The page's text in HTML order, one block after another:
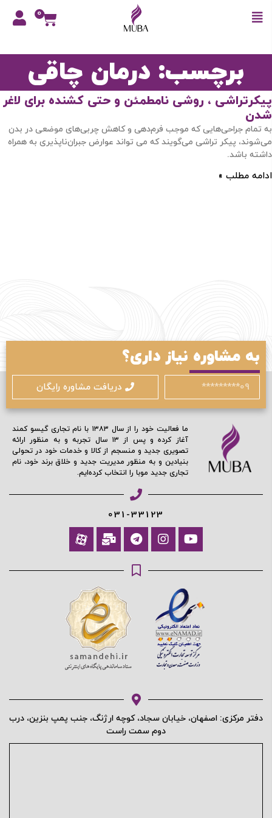
0
برچسب: درمان چاقی
پیکرتراشی ، روشی نامطمئن و حتی کشنده برای لاغر
شدن
به تمام جراحی‌هایی که موجب فرم‌دهی و کاهش چربی‌های موضعی در بدن
می‌شوند، پیکر تراشی می‌گویند که می تواند عوارض جبران‌ناپذیری به همراه
داشته باشد.
ادامه مطلب »
به مشاوره نیاز داری؟
دریافت مشاوره رایگان
ما فعالیت خود را از سال ۱۳۸۳ با نام تجاری گیسو کمند
آغاز کرده و پس از ۱۳ سال تجربه و به منظور ارائه
تصویری جدید و منسجم از کالا و خدمات خود در تحولی
بنیادین و به منظور مدیریت جدید و خلاق برند خود، نام
تجاری جدید موبا را انتخاب کرده‌ایم.
031-33123
دفتر مرکزی: اصفهان، خیابان سجاد، کوچه ارژنگ، جنب پمپ بنزین، درب
دوم سمت راست
ورود / ثبت نام
با شماره موبایل
مرا به خاطر بسپار
ادامه دهید
آیا هنوز عضو نشده اید؟ اکنون ثبت نام کنید
محافظت شده توسط